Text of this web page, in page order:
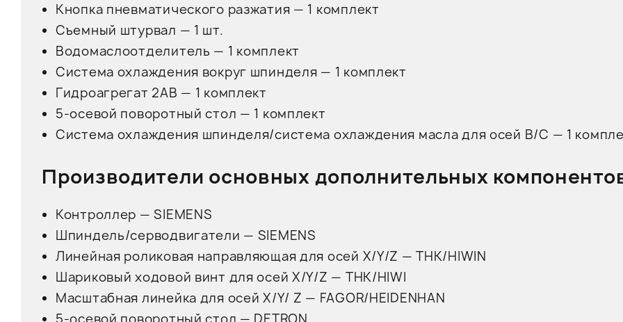
Кнопка пневматического разжатия — 1 комплект
Съемный штурвал — 1 шт.
Водомаслоотделитель — 1 комплект
Система охлаждения вокруг шпинделя — 1 комплект
Гидроагрегат 2AB — 1 комплект
5-осевой поворотный стол — 1 комплект
Система охлаждения шпинделя/система охлаждения масла для осей B/C — 1
Производители основных дополнительных
Контроллер — SIEMENS
Шпиндель/серводвигатели — SIEMENS
Линейная роликовая направляющая для осей X/Y/Z — THK/HIWIN
Шариковый ходовой винт для осей X/Y/Z — THK/HIWI
Масштабная линейка для осей X/Y/ Z — FAGOR/HEIDENHAN